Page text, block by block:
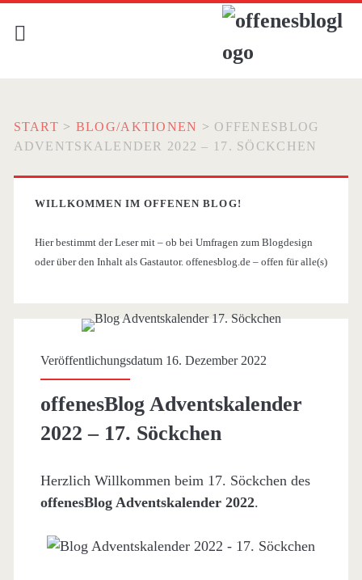
START > BLOG/AKTIONEN > OFFENESBLOG
ADVENTSKALENDER 2022 – 17. SÖCKCHEN
WILLKOMMEN IM OFFENEN BLOG!
Hier bestimmt der Leser mit – ob bei Umfragen zum Blogdesign
oder über den Inhalt als Gastautor. offenesblog.de – offen für alle(s)
Veröffentlichungsdatum 16. Dezember 2022
offenesBlog Adventskalender
2022 – 17. Söckchen
Herzlich Willkommen beim 17. Söckchen des
offenesBlog Adventskalender 2022.